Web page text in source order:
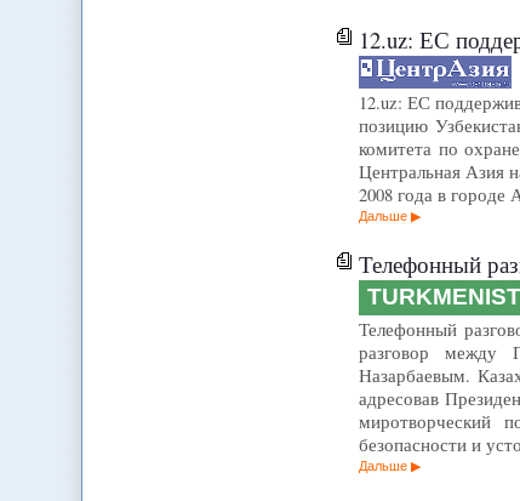
12.uz: ЕС
12.uz: ЕС
позицию
комитета по
Центральная Азия
2008 года в
Дальше
Телефонный
Телефонный
разговор между
Назарбаевым.
адресовав
миротворческий
безопасности и
Дальше